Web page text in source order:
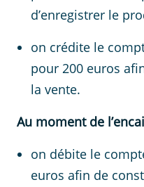
d’enregistrer le
on crédite le
pour 200 euros
la vente.
Au moment de
on débite le
euros afin de